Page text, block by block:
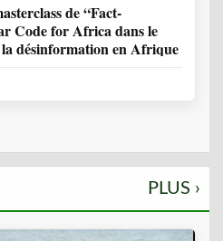
de “Fact-
Code for Africa dans le
désinformation en Afrique
PLUS ›